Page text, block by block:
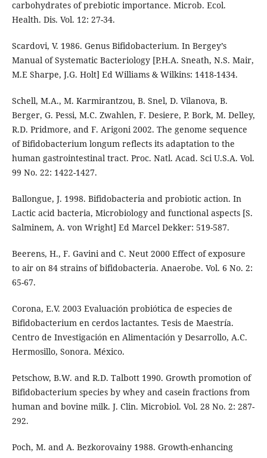
carbohydrates of prebiotic importance. Microb. Ecol.
Health. Dis. Vol. 12: 27-34.
Scardovi, V. 1986. Genus Bifidobacterium. In Bergey’s
Manual of Systematic Bacteriology [P.H.A. Sneath, N.S. Mair,
M.E Sharpe, J.G. Holt] Ed Williams & Wilkins: 1418-1434.
Schell, M.A., M. Karmirantzou, B. Snel, D. Vilanova, B.
Berger, G. Pessi, M.C. Zwahlen, F. Desiere, P. Bork, M. Delley,
R.D. Pridmore, and F. Arigoni 2002. The genome sequence
of Bifidobacterium longum reflects its adaptation to the
human gastrointestinal tract. Proc. Natl. Acad. Sci U.S.A. Vol.
99 No. 22: 1422-1427.
Ballongue, J. 1998. Bifidobacteria and probiotic action. In
Lactic acid bacteria, Microbiology and functional aspects [S.
Salminem, A. von Wright] Ed Marcel Dekker: 519-587.
Beerens, H., F. Gavini and C. Neut 2000 Effect of exposure
to air on 84 strains of bifidobacteria. Anaerobe. Vol. 6 No. 2:
65-67.
Corona, E.V. 2003 Evaluación probiótica de especies de
Bifidobacterium en cerdos lactantes. Tesis de Maestría.
Centro de Investigación en Alimentación y Desarrollo, A.C.
Hermosillo, Sonora. México.
Petschow, B.W. and R.D. Talbott 1990. Growth promotion of
Bifidobacterium species by whey and casein fractions from
human and bovine milk. J. Clin. Microbiol. Vol. 28 No. 2: 287-
292.
Poch, M. and A. Bezkorovainy 1988. Growth-enhancing